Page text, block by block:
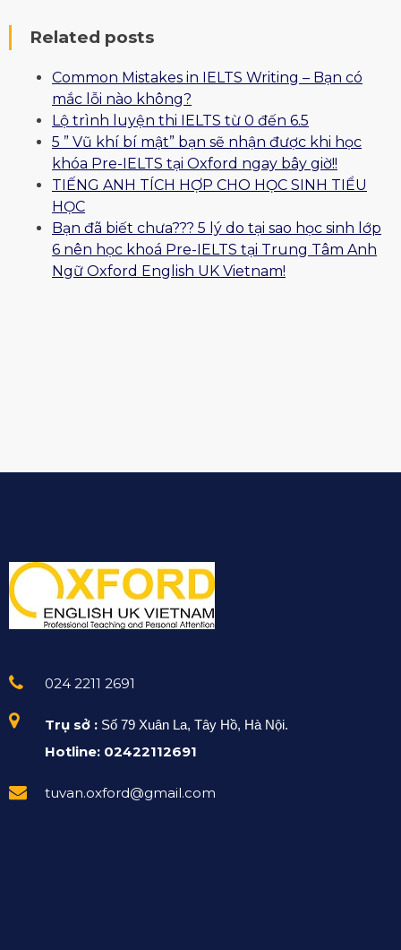
Related posts
Common Mistakes in IELTS Writing – Bạn có
mắc lỗi nào không?
Lộ trình luyện thi IELTS từ 0 đến 6.5
5 ” Vũ khí bí mật” bạn sẽ nhận được khi học
khóa Pre-IELTS tại Oxford ngay bây giờ!!
TIẾNG ANH TÍCH HỢP CHO HỌC SINH TIỂU
HỌC
Bạn đã biết chưa??? 5 lý do tại sao học sinh lớp
6 nên học khoá Pre-IELTS tại Trung Tâm Anh
Ngữ Oxford English UK Vietnam!
024 2211 2691
Trụ sở : Số 79 Xuân La, Tây Hồ, Hà Nội.
Hotline: 02422112691
tuvan.oxford@gmail.com